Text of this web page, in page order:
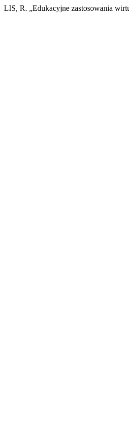
LIS, R. „Edukacyjne zastosowania